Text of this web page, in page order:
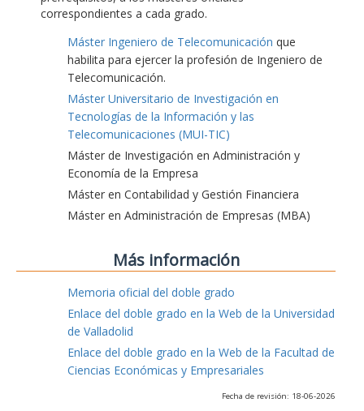
correspondientes a cada grado.
Máster Ingeniero de Telecomunicación que
habilita para ejercer la profesión de Ingeniero de
Telecomunicación.
Máster Universitario de Investigación en
Tecnologías de la Información y las
Telecomunicaciones (MUI-TIC)
Máster de Investigación en Administración y
Economía de la Empresa
Máster en Contabilidad y Gestión Financiera
Máster en Administración de Empresas (MBA)
Más información
Memoria oficial del doble grado
Enlace del doble grado en la Web de la Universidad
de Valladolid
Enlace del doble grado en la Web de la Facultad de
Ciencias Económicas y Empresariales
Fecha de revisión: 18-06-2026